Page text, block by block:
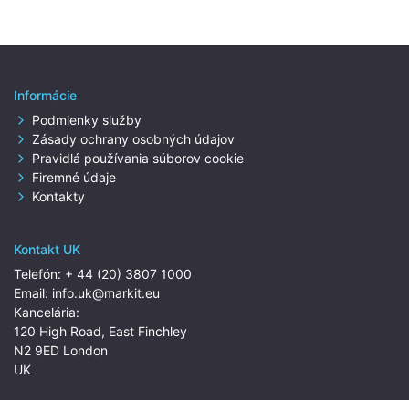
Informácie
Podmienky služby
Zásady ochrany osobných údajov
Pravidlá používania súborov cookie
Firemné údaje
Kontakty
Kontakt UK
Telefón: + 44 (20) 3807 1000
Email: info.uk@markit.eu
Kancelária:
120 High Road, East Finchley
N2 9ED London
UK